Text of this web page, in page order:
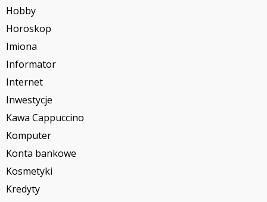
Hobby
Horoskop
Imiona
Informator
Internet
Inwestycje
Kawa Cappuccino
Komputer
Konta bankowe
Kosmetyki
Kredyty